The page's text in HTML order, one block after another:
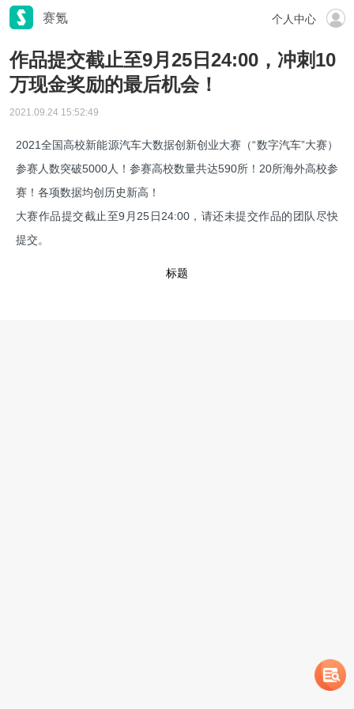
赛氪 个人中心
作品提交截止至9月25日24:00，冲刺10
万现金奖励的最后机会！
2021.09.24 15:52:49
2021全国高校新能源汽车大数据创新创业大赛（“数字汽车”大赛）
参赛人数突破5000人！参赛高校数量共达590所！20所海外高校参
赛！各项数据均创历史新高！
大赛作品提交截止至9月25日24:00，请还未提交作品的团队尽快
提交。
标题